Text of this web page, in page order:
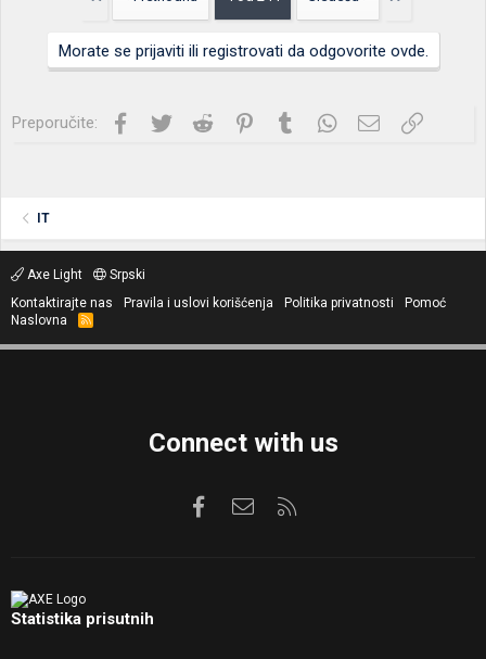
Morate se prijaviti ili registrovati da odgovorite ovde.
Preporučite: Facebook
Twitter Reddit PinterestTumblrWhatsApp
Imejl Link
IT
Axe Light
Srpski
Kontaktirajte nas
Pravila i uslovi korišćenja Politika privatnosti
Pomoć
Naslovna
R
S
Connect with us
FacebookKontaktirajte nas
Statistika prisutnih